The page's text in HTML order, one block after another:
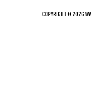
COPYRIGHT © 2026